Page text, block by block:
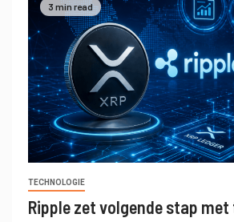
3 min read
TECHNOLOGIE
Ripple zet volgende stap met